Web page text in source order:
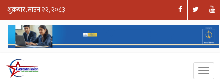
शुक्रबार, साउन २२, २०८३